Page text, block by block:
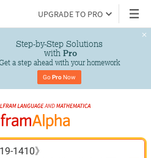
UPGRADE TO PRO
Step-by-Step Solutions
with Pro
a step ahead with your homework
Go Pro Now
1410》